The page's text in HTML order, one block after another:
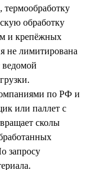
обработку
и крепёжных
не лимитирована
по РФ и
или паллет с
сколы
запросу